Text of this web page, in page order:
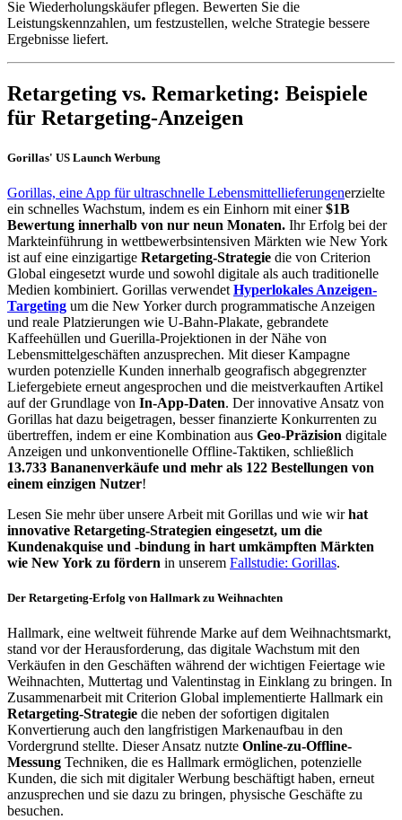
Sie Wiederholungskäufer pflegen. Bewerten Sie die
Leistungskennzahlen, um festzustellen, welche Strategie bessere
Ergebnisse liefert.
Retargeting vs. Remarketing: Beispiele
für Retargeting-Anzeigen
Gorillas' US Launch Werbung
Gorillas, eine App für ultraschnelle Lebensmittellieferungenerzielte
ein schnelles Wachstum, indem es ein Einhorn mit einer$1B
Bewertung innerhalb von nur neun Monaten. Ihr Erfolg bei der
Markteinführung in wettbewerbsintensiven Märkten wie New York
ist auf eine einzigartige Retargeting-Strategie die von Criterion
Global eingesetzt wurde und sowohl digitale als auch traditionelle
Medien kombiniert. Gorillas verwendet Hyperlokales Anzeigen-
Targeting um die New Yorker durch programmatische Anzeigen
und reale Platzierungen wie U-Bahn-Plakate, gebrandete
Kaffeehüllen und Guerilla-Projektionen in der Nähe von
Lebensmittelgeschäften anzusprechen. Mit dieser Kampagne
wurden potenzielle Kunden innerhalb geografisch abgegrenzter
Liefergebiete erneut angesprochen und die meistverkauften Artikel
auf der Grundlage von In-App-Daten. Der innovative Ansatz von
Gorillas hat dazu beigetragen, besser finanzierte Konkurrenten zu
übertreffen, indem er eine Kombination aus Geo-Präzision digitale
Anzeigen und unkonventionelle Offline-Taktiken, schließlich
13.733 Bananenverkäufe und mehr als 122 Bestellungen von
einem einzigen Nutzer!
Lesen Sie mehr über unsere Arbeit mit Gorillas und wie wirhat
innovative Retargeting-Strategien eingesetzt, um die
Kundenakquise und -bindung in hart umkämpften Märkten
wie New York zu fördern in unserem Fallstudie: Gorillas.
Der Retargeting-Erfolg von Hallmark zu Weihnachten
Hallmark, eine weltweit führende Marke auf dem Weihnachtsmarkt,
stand vor der Herausforderung, das digitale Wachstum mit den
Verkäufen in den Geschäften während der wichtigen Feiertage wie
Weihnachten, Muttertag und Valentinstag in Einklang zu bringen. In
Zusammenarbeit mit Criterion Global implementierte Hallmark ein
Retargeting-Strategie die neben der sofortigen digitalen
Konvertierung auch den langfristigen Markenaufbau in den
Vordergrund stellte. Dieser Ansatz nutzte Online-zu-Offline-
Messung Techniken, die es Hallmark ermöglichen, potenzielle
Kunden, die sich mit digitaler Werbung beschäftigt haben, erneut
anzusprechen und sie dazu zu bringen, physische Geschäfte zu
besuchen.